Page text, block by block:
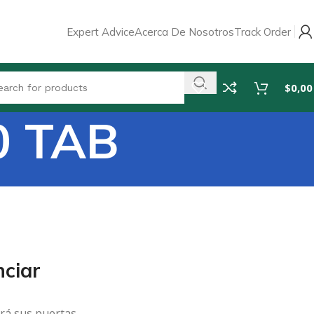
Expert AdviceAcerca De NosotrosTrack Order
$0,00
TAB